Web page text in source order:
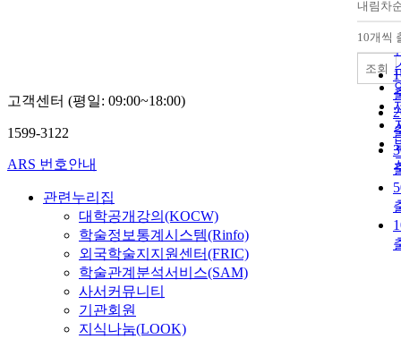
내림차
10개씩
조회
고객센터 (평일: 09:00~18:00)
1599-3122
ARS 번호안내
관련누리집
대학공개강의(KOCW)
학술정보통계시스템(Rinfo)
외국학술지지원센터(FRIC)
학술관계분석서비스(SAM)
사서커뮤니티
기관회원
지식나눔(LOOK)